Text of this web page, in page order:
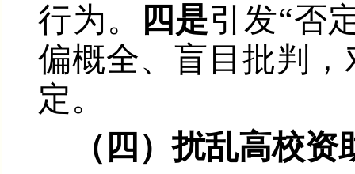
行为。
四是引发“否
偏概全、盲目批判
定。
（四）扰乱高校